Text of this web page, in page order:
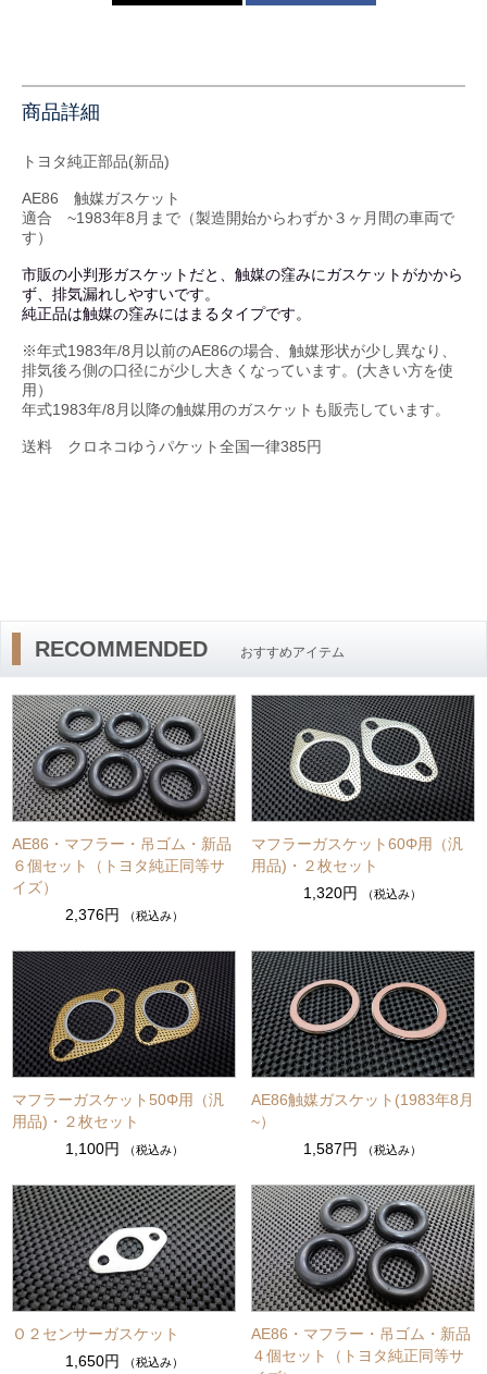
商品詳細
トヨタ純正部品(新品)
AE86 触媒ガスケット
適合 ~1983年8月まで（製造開始からわずか３ヶ月間の車両で
す）
市販の小判形ガスケットだと、触媒の窪みにガスケットがかから
ず、排気漏れしやすいです。
純正品は触媒の窪みにはまるタイプです。
※年式1983年/8月以前のAE86の場合、触媒形状が少し異なり、
排気後ろ側の口径にが少し大きくなっています。(大きい方を使
用）
年式1983年/8月以降の触媒用のガスケットも販売しています。
送料 クロネコゆうパケット全国一律385円
RECOMMENDED おすすめアイテム
AE86・マフラー・吊ゴム・新品
６個セット（トヨタ純正同等サ
イズ）
2,376円
（税込み）
マフラーガスケット60Φ用（汎
用品)・２枚セット
1,320円
（税込み）
マフラーガスケット50Φ用（汎
用品)・２枚セット
1,100円
（税込み）
AE86触媒ガスケット(1983年8月
~）
1,587円
（税込み）
Ｏ２センサーガスケット
1,650円
（税込み）
AE86・マフラー・吊ゴム・新品
４個セット（トヨタ純正同等サ